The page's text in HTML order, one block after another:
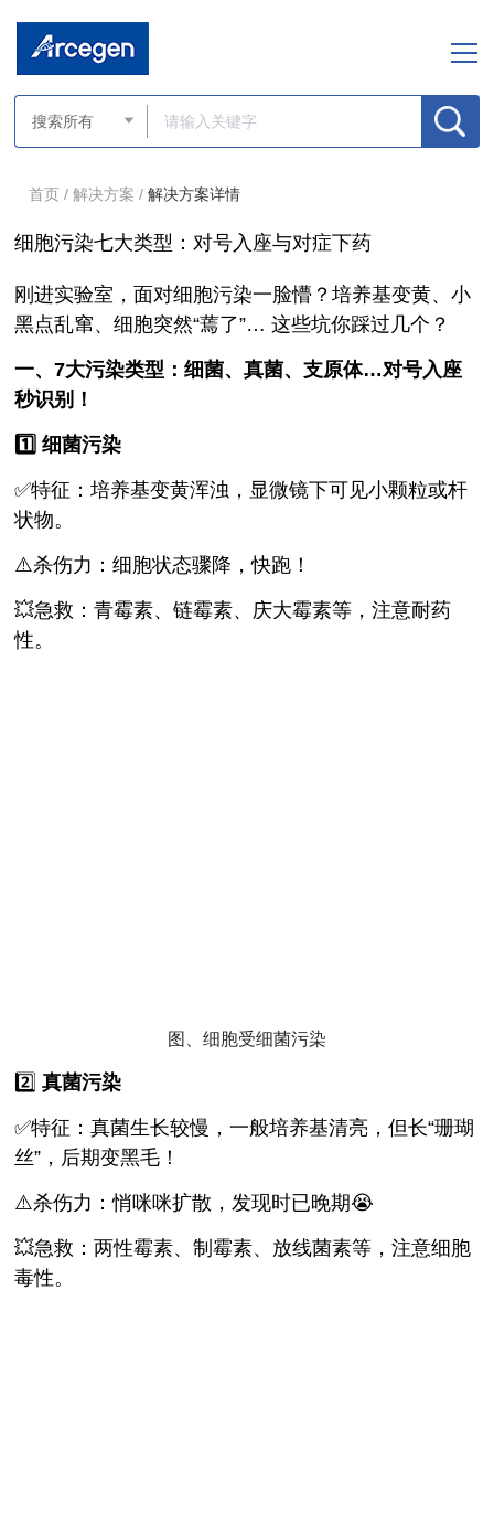
首页 / 解决方案 / 解决方案详情
细胞污染七大类型：对号入座与对症下药
刚进实验室，面对细胞污染一脸懵？培养基变黄、小
黑点乱窜、细胞突然“蔫了”… 这些坑你踩过几个？
一、7大污染类型：细菌、真菌、支原体…对号入座
秒识别！
1️⃣ 细菌污染
✅特征：培养基变黄浑浊，显微镜下可见小颗粒或杆
状物。
⚠️杀伤力：细胞状态骤降，快跑！
💥急救：青霉素、链霉素、庆大霉素等，注意耐药
性。
图、细胞受细菌污染
2️⃣ 真菌污染
✅特征：真菌生长较慢，一般培养基清亮，但长“珊瑚
丝”，后期变黑毛！
⚠️杀伤力：悄咪咪扩散，发现时已晚期😭
💥急救：两性霉素、制霉素、放线菌素等，注意细胞
毒性。